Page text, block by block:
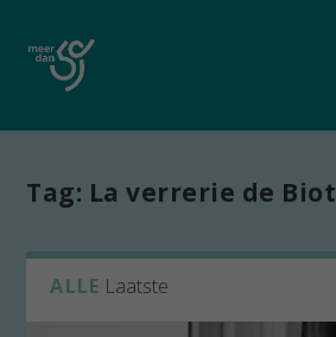
Tag: La verrerie de Biot
ALLE Laatste